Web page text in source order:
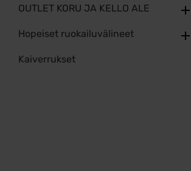
OUTLET KORU JA KELLO ALE
Hopeiset ruokailuvälineet
Kaiverrukset